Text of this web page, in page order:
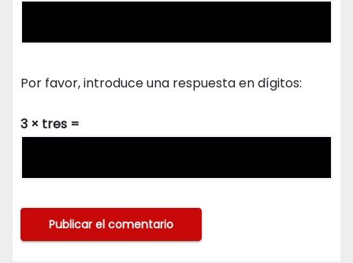
Por favor, introduce una respuesta en dígitos:
3 × tres =